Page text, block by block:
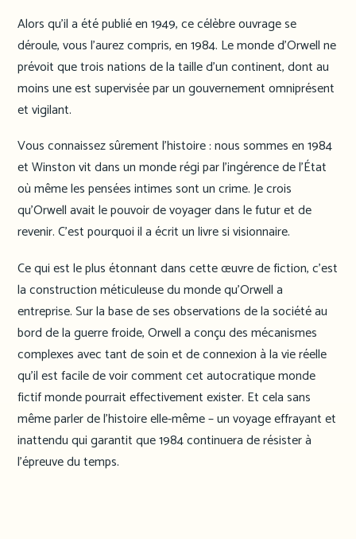
Alors qu’il a été publié en 1949, ce célèbre ouvrage se
déroule, vous l’aurez compris, en 1984. Le monde d’Orwell ne
prévoit que trois nations de la taille d’un continent, dont au
moins une est supervisée par un gouvernement omniprésent
et vigilant.
Vous connaissez sûrement l’histoire : nous sommes en 1984
et Winston vit dans un monde régi par l’ingérence de l’État
où même les pensées intimes sont un crime. Je crois
qu’Orwell avait le pouvoir de voyager dans le futur et de
revenir. C’est pourquoi il a écrit un livre si visionnaire.
Ce qui est le plus étonnant dans cette œuvre de fiction, c’est
la construction méticuleuse du monde qu’Orwell a
entreprise. Sur la base de ses observations de la société au
bord de la guerre froide, Orwell a conçu des mécanismes
complexes avec tant de soin et de connexion à la vie réelle
qu’il est facile de voir comment cet autocratique monde
fictif monde pourrait effectivement exister. Et cela sans
même parler de l’histoire elle-même – un voyage effrayant et
inattendu qui garantit que 1984 continuera de résister à
l’épreuve du temps.